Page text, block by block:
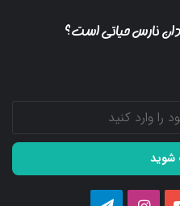
نارس حیاتی است؟